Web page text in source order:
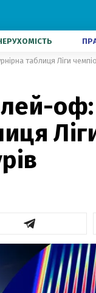
таблиця Ліги